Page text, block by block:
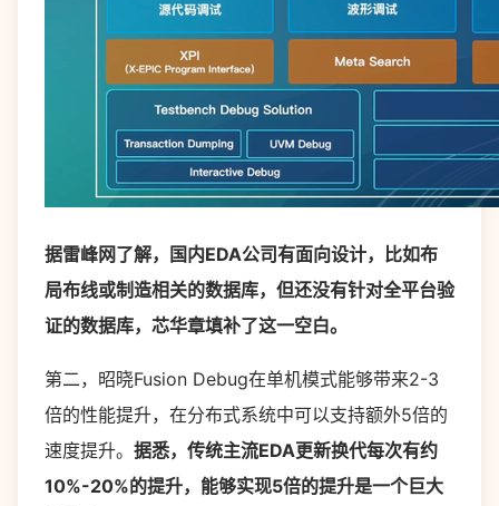
据雷峰网了解，国内EDA公司有面向设计，比如布
局布线或制造相关的数据库，但还没有针对全平台验
证的数据库，芯华章填补了这一空白。
第二，昭晓Fusion Debug在单机模式能够带来2-3
倍的性能提升，在分布式系统中可以支持额外5倍的
速度提升。 据悉，传统主流EDA更新换代每次有约
10%-20%的提升，能够实现5倍的提升是一个巨大